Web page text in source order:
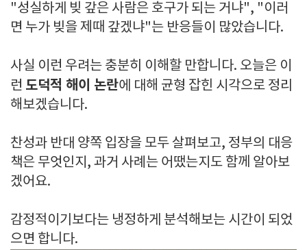
"성실하게 빚 갚은 사람은 호구가 되는 거냐", "이러
면 누가 빚을 제때 갚겠냐"는 반응들이 많았습니다.
사실 이런 우려는 충분히 이해할 만합니다. 오늘은 이
런 도덕적 해이 논란에 대해 균형 잡힌 시각으로 정리
해보겠습니다.
찬성과 반대 양쪽 입장을 모두 살펴보고, 정부의 대응
책은 무엇인지, 과거 사례는 어땠는지도 함께 알아보
겠어요.
감정적이기보다는 냉정하게 분석해보는 시간이 되었
으면 합니다.